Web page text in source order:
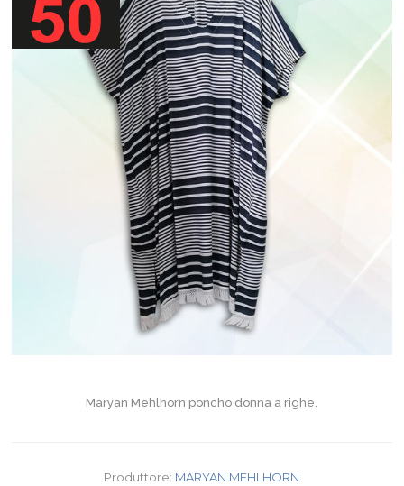
Maryan Mehlhorn poncho donna a righe.
Produttore: MARYAN MEHLHORN